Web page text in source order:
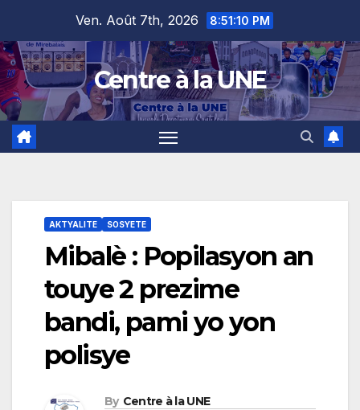
content
Ven. Août 7th, 2026 8:51:11 PM
Centre à la UNE
AKTYALITE SOSYETE
Mibalè : Popilasyon an
touye 2 prezime
bandi, pami yo yon
polisye
By Centre à la UNE